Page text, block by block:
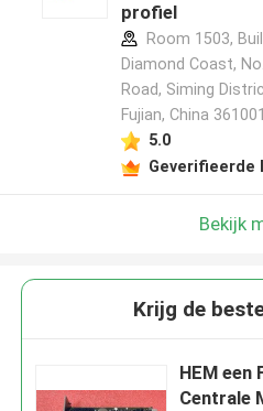
profiel
Room 1503,
Diamond Coast,
Road, Siming
Fujian, China
5.0
Geverifieerde
Bekijk
Krijg de
HEM een
Centrale